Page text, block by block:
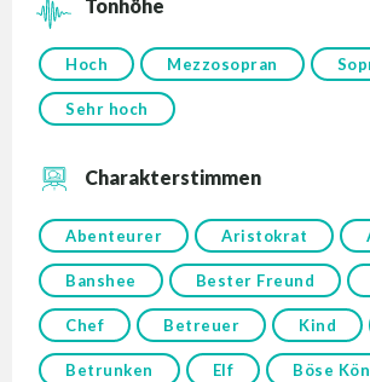
Tonhöhe
Hoch Mezzosopran
Sehr hoch
Charakterstimmen
Abenteurer Aristokrat
Banshee Bester Freund
Chef Betreuer Kind
Betrunken Elf Böse